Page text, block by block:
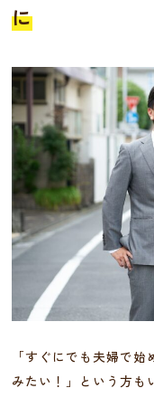
に
「すぐにでも夫婦で
みたい！」という方も